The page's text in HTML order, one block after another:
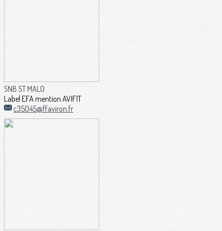
SNB ST MALO
Label EFA mention AVIFIT
c35045@ffaviron.fr